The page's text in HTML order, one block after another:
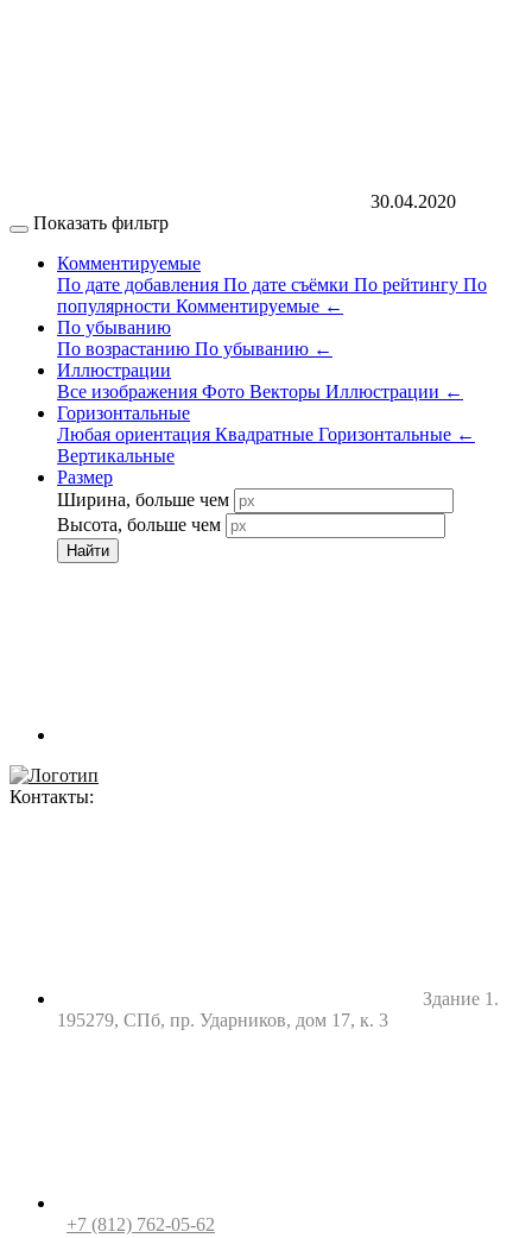
30.04.2020
Показать фильтр
Комментируемые
По дате добавления По дате съёмки По рейтингу По
популярности Комментируемые ←
По убыванию
По возрастанию По убыванию ←
Иллюстрации
Все изображения Фото Векторы Иллюстрации ←
Горизонтальные
Любая ориентация Квадратные Горизонтальные ←
Вертикальные
Размер
Ширина, больше чем
Высота, больше чем
Найти
Контакты:
Здание 1.
195279, СПб, пр. Ударников, дом 17, к. 3
+7 (812) 762-05-62